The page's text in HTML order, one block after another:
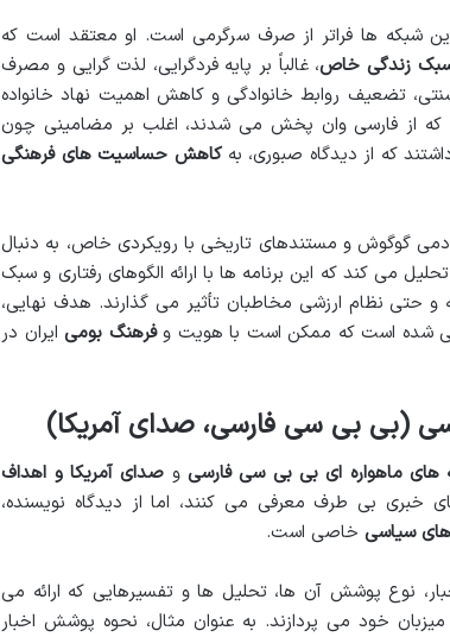
شبکه ها فراتر از صرف سرگرمی است. او معتقد است که
زندگی خاص، غالباً بر پایه فردگرایی، لذت گرایی و مصرف
تضعیف روابط خانوادگی و کاهش اهمیت نهاد خانواده
که از فارسی وان پخش می شدند، اغلب بر مضامینی چون
که از دیدگاه صبوری، بهکاهش حساسیت های فرهنگی
گوگوش و مستندهای تاریخی با رویکردی خاص، به دنبال
می کند که این برنامه ها با ارائه الگوهای رفتاری و سبک
حتی نظام ارزشی مخاطبان تأثیر می گذارند. هدف نهایی،
شده است که ممکن است با هویت وفرهنگ بومیایران در
(بی بی سی فارسی، صدای آمریکا)
های ماهواره ای بی بی سی فارسی و صدای آمریکا و اهداف
خبری بی طرف معرفی می کنند، اما از دیدگاه نویسنده،
سیاسی خاصی است.
نوع پوشش آن ها، تحلیل ها و تفسیرهایی که ارائه می
خود می پردازند. به عنوان مثال، نحوه پوشش اخبار